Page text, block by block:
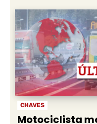
CHAVES
Motociclista